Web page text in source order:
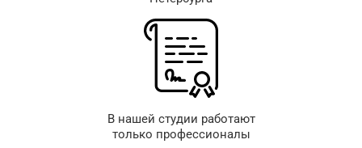
В нашей студии работают
только профессионалы